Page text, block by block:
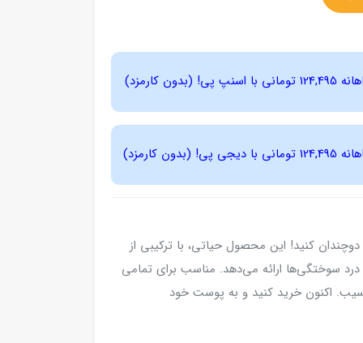
کنید! این محصول حیاتی، با ترکیبی از
سوختگی‌ها ارائه می‌دهد. مناسب برای تمامی
اکنون خرید کنید و به پوست خود